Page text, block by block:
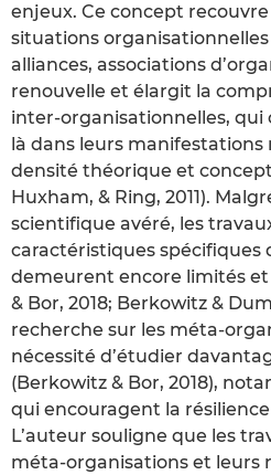
enjeux. Ce concept
situations
alliances, associations
renouvelle et élargit la
inter‐organisationnelles,
là dans leurs
densité théorique et
Huxham, & Ring, 2011).
scientifique avéré, les
caractéristiques spécifiques
demeurent encore limités
& Bor, 2018; Berkowitz &
recherche sur les
nécessité d’étudier
(Berkowitz & Bor, 2018),
qui encouragent la résilience
L’auteur souligne que les
méta‐organisations et leurs